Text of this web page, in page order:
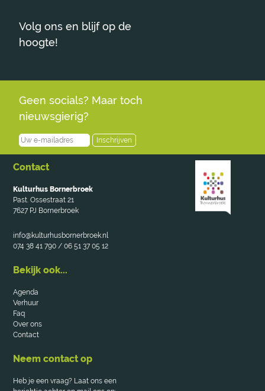
Volg ons en blijf op de
hoogte!
Geen socials? Maar toch
nieuwsgierig?
Inschrijven
Contact
Kulturhus Bornerbroek
Past. Ossestraat 21
7627 PJ Bornerbroek
info@kulturhusbornerbroek.nl
074 38 41 790 / 06 51 37 05 12
Bekijk ook...
Agenda
Verhuur
Faq
Over ons
Contact
Neem contact op
Heb je een vraag? Laat ons een